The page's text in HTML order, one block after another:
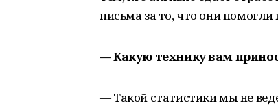
письма за то, что они
— Какую технику вам
— Такой статистики мы не